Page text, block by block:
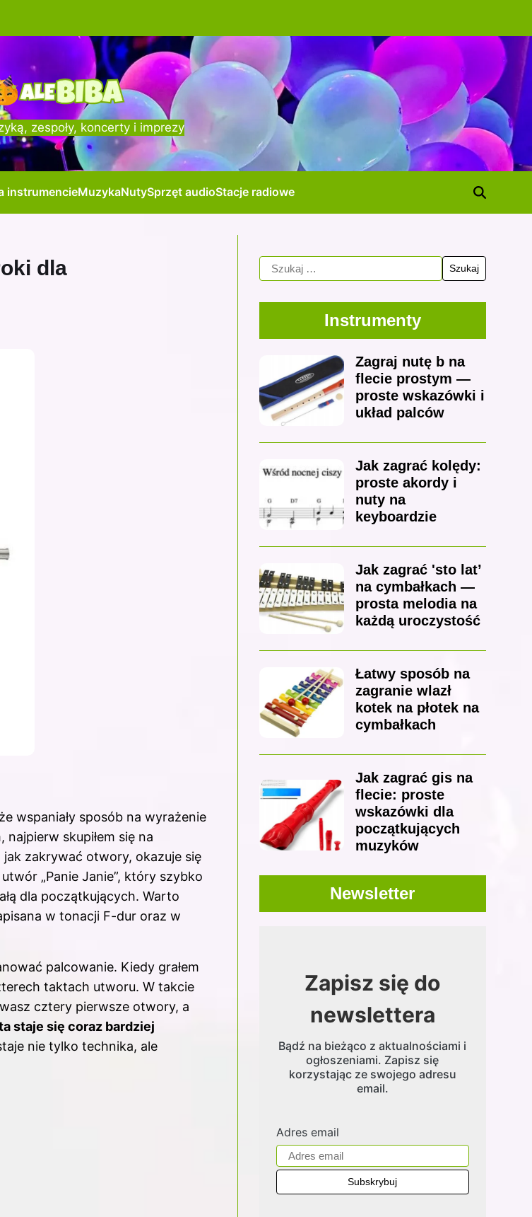
zespoły, koncerty i imprezy
instrumencieMuzykaNutySprzęt audioStacje radiowe
dla
wspaniały sposób na wyrażenie
skupiłem się na
zakrywać otwory, okazuje się
„Panie Janie”, który szybko
dla początkujących. Warto
w tonacji F-dur oraz w
palcowanie. Kiedy grałem
taktach utworu. W takcie
cztery pierwsze otwory, a
staje się coraz bardziej
nie tylko technika, ale
Instrumenty
Zagraj nutę b na
flecie prostym —
proste wskazówki i
układ palców
Jak zagrać kolędy:
proste akordy i
nuty na
keyboardzie
Jak zagrać 'sto lat’
na cymbałkach —
prosta melodia na
każdą uroczystość
Łatwy sposób na
zagranie wlazł
kotek na płotek na
cymbałkach
Jak zagrać gis na
flecie: proste
wskazówki dla
początkujących
muzyków
Newsletter
Zapisz się do
newslettera
Bądź na bieżąco z aktualnościami i
ogłoszeniami. Zapisz się
korzystając ze swojego adresu
email.
Adres email